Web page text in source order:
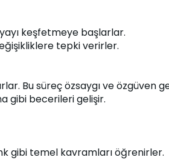
keşfetmeye başlarlar.
tepki verirler.
Bu süreç özsaygı ve özgüven
gibi becerileri gelişir.
gibi temel kavramları öğrenirler.